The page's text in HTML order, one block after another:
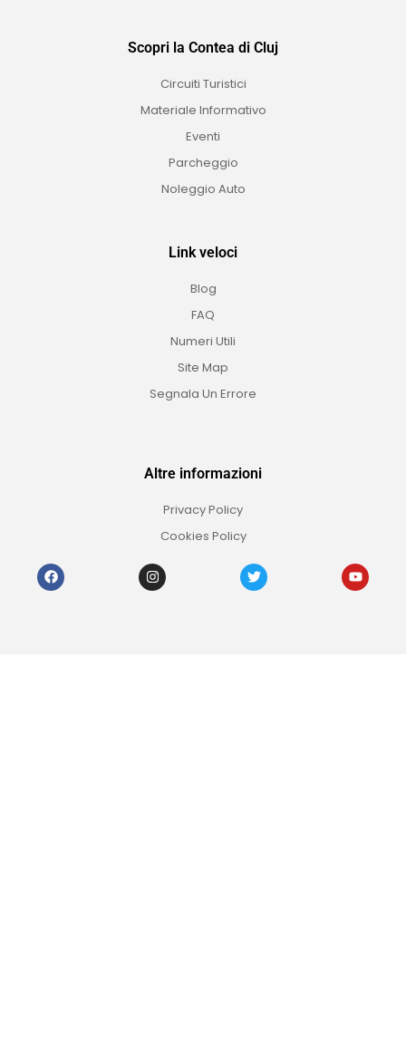
Scopri la Contea di Cluj
Circuiti Turistici
Materiale Informativo
Eventi
Parcheggio
Noleggio Auto
Link veloci
Blog
FAQ
Numeri Utili
Site Map
Segnala Un Errore
Altre informazioni
Privacy Policy
Cookies Policy